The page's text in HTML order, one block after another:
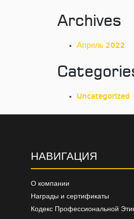
Archives
Апрель 2022
Uncategorized
НАВИГАЦИЯ
О компании
Награды и сертификаты
Кодекс Профессиональной